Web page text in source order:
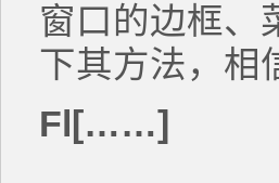
窗口的边框、
下其方法，相
Fl[……]